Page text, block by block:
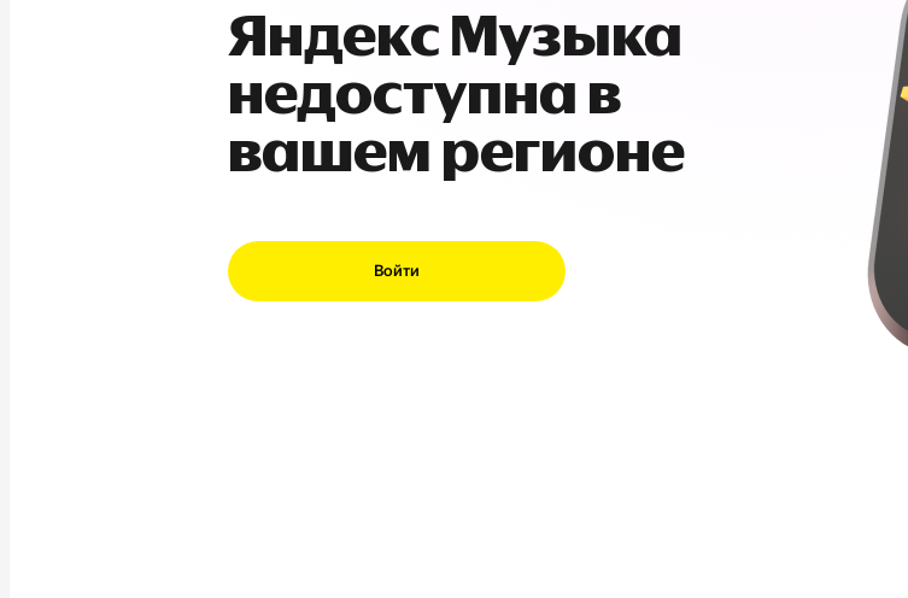
Яндекс Музыка
недоступна в
вашем регионе
Войти